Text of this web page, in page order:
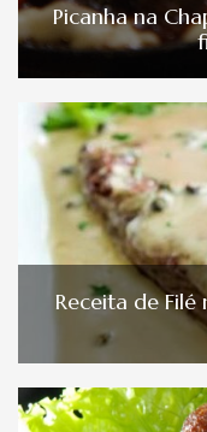
Picanha na
Receita de